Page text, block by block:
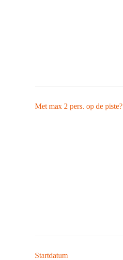
Met max 2 pers. op de piste?
Start­datum